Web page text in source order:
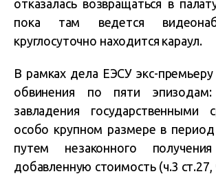
отказалась возвращаться в
пока там ведется
круглосуточно находится караул.
В рамках дела ЕЭСУ экс-
обвинения по пяти эпизодам:
завладения государственными
особо крупном размере в период
путем незаконного
добавленную стоимость (ч.3 ст.27,